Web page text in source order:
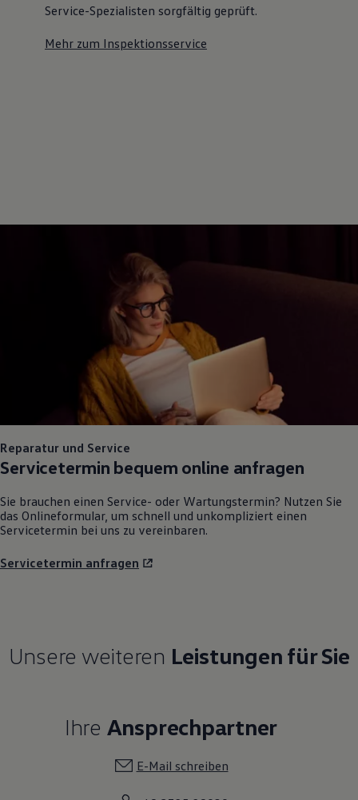
Service-Spezialisten sorgfältig geprüft.
Mehr zum Inspektionsservice
Reparatur und Service
Servicetermin bequem online anfragen
Sie brauchen einen Service- oder Wartungstermin? Nutzen Sie
das Onlineformular, um schnell und unkompliziert einen
Servicetermin bei uns zu vereinbaren.
Servicetermin anfragen
Unsere weiteren Leistungen für Sie
Ihre Ansprechpartner
E-Mail schreiben